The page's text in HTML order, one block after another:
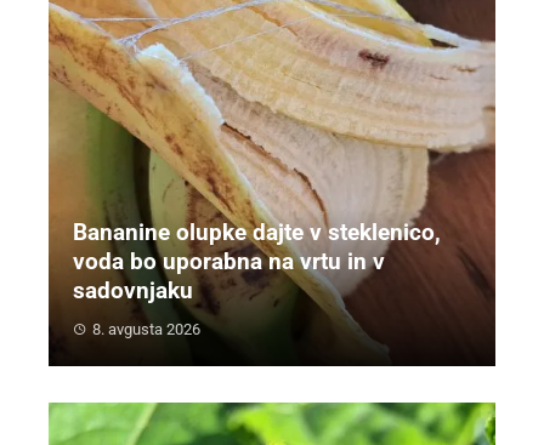
Bananine olupke dajte v steklenico,
voda bo uporabna na vrtu in v
sadovnjaku
8. avgusta 2026